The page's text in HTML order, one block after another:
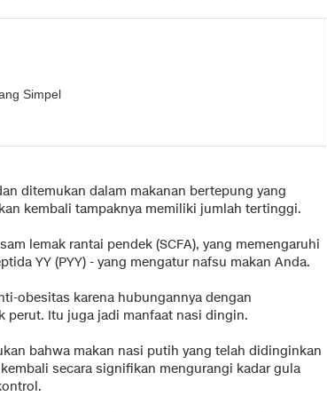
Simpel
ditemukan dalam makanan bertepung yang
kembali tampaknya memiliki jumlah tertinggi.
lemak rantai pendek (SCFA), yang memengaruhi
YY (PYY) - yang mengatur nafsu makan Anda.
obesitas karena hubungannya dengan
perut. Itu juga jadi manfaat nasi dingin.
bahwa makan nasi putih yang telah didinginkan
secara signifikan mengurangi kadar gula